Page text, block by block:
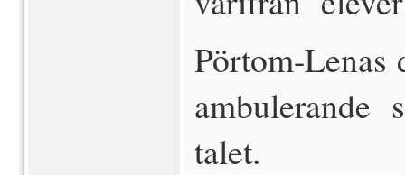
Pörtom-Lenas
ambulerande
talet.